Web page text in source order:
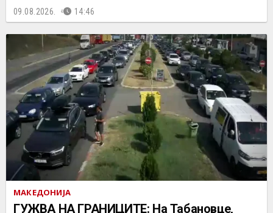
09.08.2026. 14:46
МАКЕДОНИЈА
ГУЖВА НА ГРАНИЦИТЕ: На Табановце,